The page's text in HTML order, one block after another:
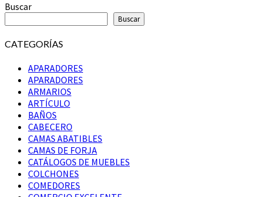
Buscar
Buscar
CATEGORÍAS
APARADORES
APARADORES
ARMARIOS
ARTÍCULO
BAÑOS
CABECERO
CAMAS ABATIBLES
CAMAS DE FORJA
CATÁLOGOS DE MUEBLES
COLCHONES
COMEDORES